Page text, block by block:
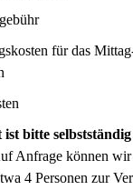
für das
bitte selbstständig
Anfrage können wir
4 Personen zur